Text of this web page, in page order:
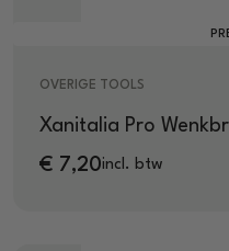
OVERIGE TOOLS
Xanitalia Pro
€ 7,20incl. btw